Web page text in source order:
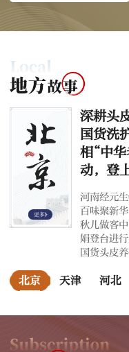
深耕头
国货洗
相“中
动，登
河南经元
百味聚新
秋儿做客
娟登台进
国货头皮
北京 天津 河北